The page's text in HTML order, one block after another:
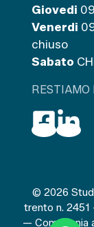
Giovedi
Venerdi
chiuso
Sabato
RESTIAMO
© 2026
trento n.
— Compagnia